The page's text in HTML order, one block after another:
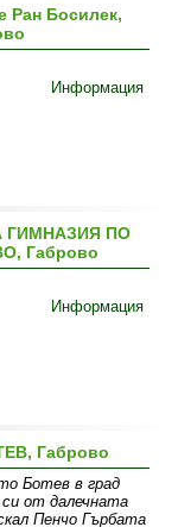
Ран Босилек,
Информация
ГИМНАЗИЯ ПО
Габрово
Информация
Габрово
Ботев в град
си от далечната
Пенчо Гърбата